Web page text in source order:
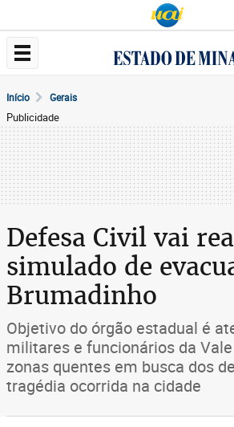
Início Gerais
Publicidade
Defesa Civil vai
simulado de
Brumadinho
Objetivo do órgão estadual é
militares e funcionários da
zonas quentes em busca dos
tragédia ocorrida na cidade